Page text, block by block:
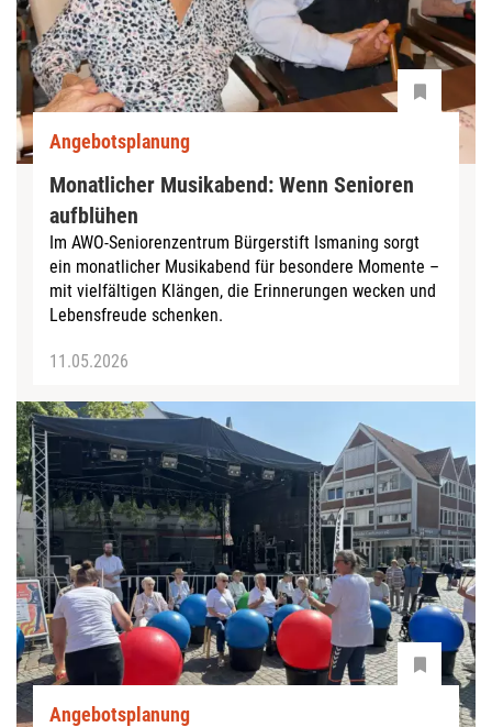
Angebotsplanung
Monatlicher Musikabend: Wenn Senioren
aufblühen
Im AWO-Seniorenzentrum Bürgerstift Ismaning sorgt
ein monatlicher Musikabend für besondere Momente –
mit vielfältigen Klängen, die Erinnerungen wecken und
Lebensfreude schenken.
11.05.2026
Angebotsplanung